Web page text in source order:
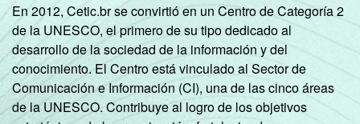
En 2012, Cetic.br se convirtió en un Centro de Categoría 2
de la UNESCO, el primero de su tipo dedicado al
desarrollo de la sociedad de la información y del
conocimiento. El Centro está vinculado al Sector de
Comunicación e Información (CI), una de las cinco áreas
de la UNESCO. Contribuye al logro de los objetivos